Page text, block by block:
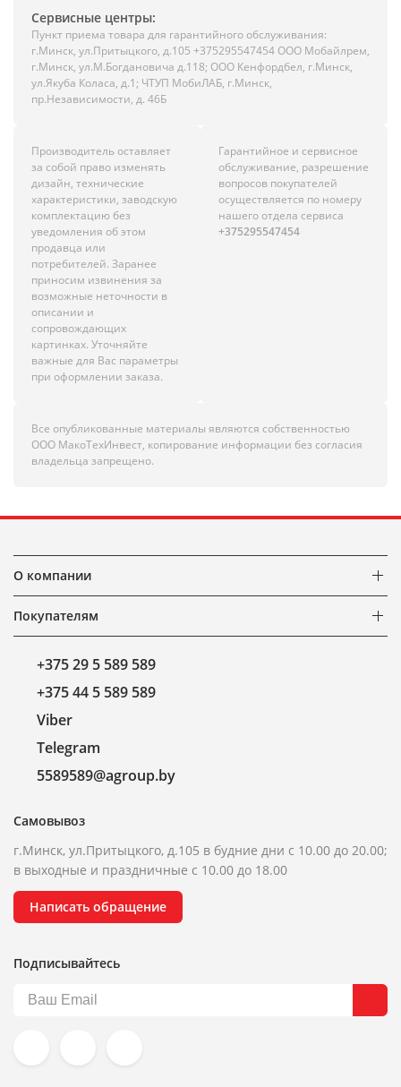
Сервисные центры:
Пункт приема товара для гарантийного обслуживания:
г.Минск, ул.Притыцкого, д.105 +375295547454 ООО Мобайлрем,
г.Минск, ул.М.Богдановича д.118; ООО Кенфордбел, г.Минск,
ул.Якуба Коласа, д.1; ЧТУП МобиЛАБ, г.Минск,
пр.Независимости, д. 46Б
Производитель оставляет
за собой право изменять
дизайн, технические
характеристики, заводскую
комплектацию без
уведомления об этом
продавца или
потребителей. Заранее
приносим извинения за
возможные неточности в
описании и
сопровождающих
картинках. Уточняйте
важные для Вас параметры
при оформлении заказа.
Гарантийное и сервисное
обслуживание, разрешение
вопросов покупателей
осуществляется по номеру
нашего отдела сервиса
+375295547454
Все опубликованные материалы являются собственностью
ООО МакоТехИнвест, копирование информации без согласия
владельца запрещено.
О компании
Покупателям
+375 29 5 589 589
+375 44 5 589 589
Viber
Telegram
5589589@agroup.by
Самовывоз
г.Минск, ул.Притыцкого, д.105 в будние дни с 10.00 до 20.00;
в выходные и праздничные с 10.00 до 18.00
Написать обращение
Подписывайтесь